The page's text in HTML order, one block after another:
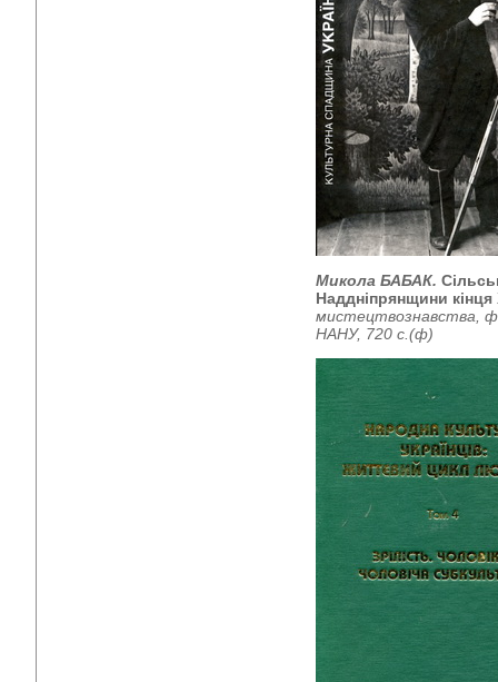
Микола БАБАК.
Наддніпрянщини
мистецтвознавства,
НАНУ, 720 с.(ф)